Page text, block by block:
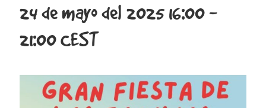
24 de mayo del 2025 16:00 -
21:00CEST